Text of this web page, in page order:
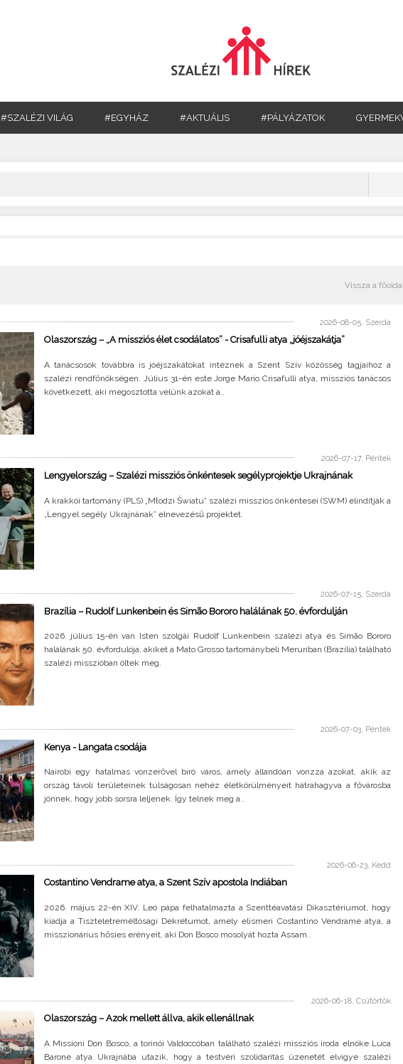
#SZALÉZI VILÁG #EGYHÁZ #AKTUÁLIS #PÁLYÁZATOK
Vissza a
2026-08-05, Szerda
Olaszország – „A missziós élet csodálatos” - Crisafulli atya „jóéjszakátja”
A tanácsosok továbbra is jóéjszakátokat intéznek a Szent Szív közösség tagjaihoz a
szalézi rendfőnökségen. Július 31-én este Jorge Mario Crisafulli atya, missziós tanácsos
következett, aki megosztotta velünk azokat a..
2026-07-17, Péntek
Lengyelország – Szalézi missziós önkéntesek segélyprojektje Ukrajnának
A krakkói tartomány (PLS) „Młodzi Światu” szalézi missziós önkéntesei (SWM) elindítják a
„Lengyel segély Ukrajnának” elnevezésű projektet.
2026-07-15, Szerda
Brazília – Rudolf Lunkenbein és Simão Bororo halálának 50. évfordulján
2026. július 15-én van Isten szolgái Rudolf Lunkenbein szalézi atya és Simão Bororo
halálának 50. évfordulója, akiket a Mato Grosso tartománybeli Meruriban (Brazília) található
szalézi misszióban öltek meg.
2026-07-03, Péntek
Kenya - Langata csodája
Nairobi egy hatalmas vonzerővel bíró város, amely állandóan vonzza azokat, akik az
ország távoli területeinek túlságosan nehéz életkörülményeit hátrahagyva a fővárosba
jönnek, hogy jobb sorsra leljenek. Így telnek meg a..
2026-06-23, Kedd
Costantino Vendrame atya, a Szent Szív apostola Indiában
2026. május 22-én XIV. Leó pápa felhatalmazta a Szenttéavatási Dikasztériumot, hogy
kiadja a Tiszteletreméltósági Dekrétumot, amely elismeri Costantino Vendrame atya, a
misszionárius hősies erényeit, aki Don Bosco mosolyát hozta Assam..
2026-06-18, Csütörtök
Olaszország – Azok mellett állva, akik ellenállnak
A Missioni Don Bosco, a torinói Valdoccóban található szalézi missziós iroda elnöke Luca
Barone atya Ukrajnába utazik, hogy a testvéri szolidaritás üzenetét elvigye szalézi